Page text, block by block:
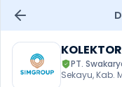
PT.
Sekayu, Kab.